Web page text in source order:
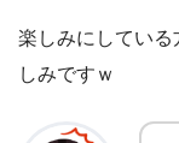
楽しみにしてい
しみですｗ